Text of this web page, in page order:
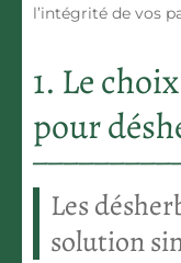
l’intégrité de vos
1. Le
pour
Les
solution